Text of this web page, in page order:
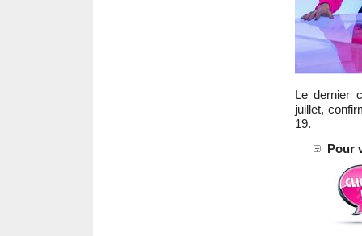
Le dernier
juillet,
19.
Pour